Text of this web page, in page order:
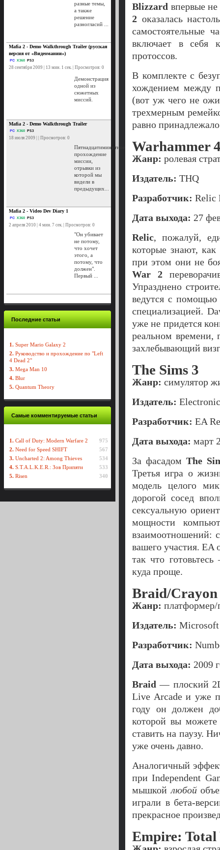
разные темы,
а также
решение
разногласий ...
Mafia 2 - Demo Walkthrough Trailer (русская
версия от «Видеомании»)
PC X360 PS3
28 сентября 2009 | 13 мин. 1 сек. | Просмотров: 0
Демонстрация
одной из
сюжетных
миссий.
Mafia 2 - Demo Walkthrough Trailer
PC X360 PS3
18 июля 2009 | | Просмотров: 0
Пятнадцатиминутное
прохождение
миссии,
отрывки из
которой мы
видели в
предыдущих...
Mafia 2 - Video Dev Diary 1
PC X360 PS3
2 апреля 2010 | 4 мин. 7 сек. | Просмотров: 0
"Он убивает
не потому,
что хочет
этого, а
потому, что
должен".
Первый ...
Последние статьи
1. Super Mario Galaxy 2
2. Руководство и прохождение по "Left
4 Dead 2"
3. Mega Man 10
4. Blur
5. Quantum Theory
Самые комментируемые статьи
1. Call of Duty: Modern Warfare 2
975
2. Need for Speed SHIFT
567
3. Uncharted 2: Among Thieves
534
4. S.T.A.L.K.E.R.: Зов Припяти
533
5. Risen 340
Blizzard впервые
2 оказалась
самостоятельные
включает в себя
протоссов.
В комплекте с
хождением между
(вот уж чего не
трехмерным
равно
Warhammer
Жанр: ролевая
Издатель: THQ
Разработчик: Relic
Дата выхода: 27
Relic, пожалуй,
которые знают,
при этом они не
War 2
Упразднено
ведутся с помощью
специализацией.
уже не придется
реальном времени,
захлебывающий
The Sims 3
Жанр: симулятор
Издатель:
Разработчик: EA
Дата выхода: март
За фасадом The
Третья игра о
модель целого
дорогой сосед
сексуальную
мощности
взаимоотношений:
вашего участия.
так что
куда проще.
Braid/Crayon
Жанр: платформер/
Издатель: Microsoft
Разработчик:
Дата выхода: 2009
Braid — плоский
Live Arcade и уже
году он должен
которой вы можете
ставить на паузу.
уже очень давно.
Аналогичный
при Independent
мышкойлюбой
играли в бета-
прекрасное
Empire: Total